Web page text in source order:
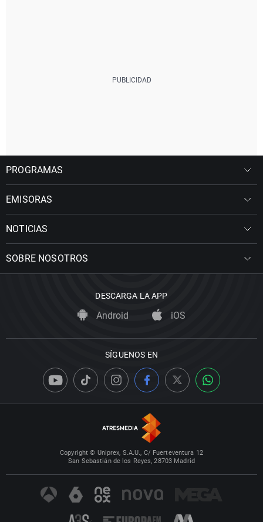
PROGRAMAS
EMISORAS
NOTICIAS
SOBRE NOSOTROS
DESCARGA LA APP
Android iOS
SÍGUENOS EN
Copyright © Uniprex, S.A.U., C/ Fuerteventura 12
San Sebastián de los Reyes, 28703 Madrid